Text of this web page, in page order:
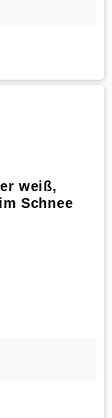
weiß,
Schnee